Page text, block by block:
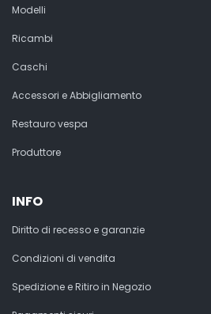
Modelli
Ricambi
Caschi
Accessori e Abbigliamento
Restauro vespa
Produttore
INFO
Diritto di recesso e garanzie
Condizioni di vendita
Spedizione e Ritiro in Negozio